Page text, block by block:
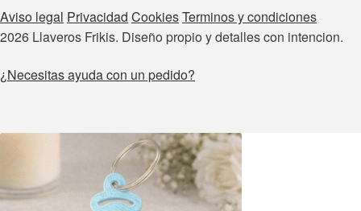
Aviso legal Privacidad CookiesTerminos y condiciones
2026 Llaveros Frikis. Diseño propio y detalles con intencion.
¿Necesitas ayuda con un pedido?